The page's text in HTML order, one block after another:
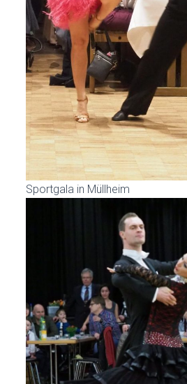
Sportgala in Müllheim